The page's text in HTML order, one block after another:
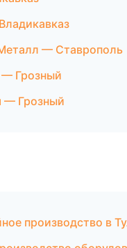
— Ставрополь
Грозный
— Грозный
производство в